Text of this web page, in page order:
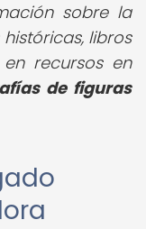
sobre la
libros
recursos en
de figuras